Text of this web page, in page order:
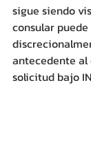
sigue siendo
consular
antecedente al
solicitud bajo